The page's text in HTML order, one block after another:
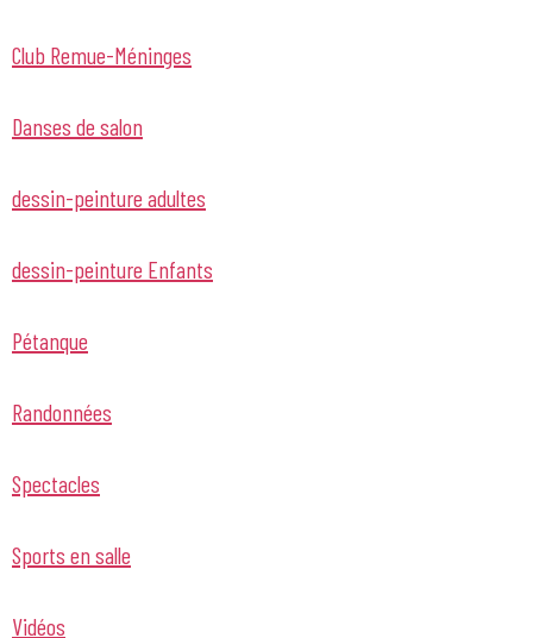
Club Remue-Méninges
Danses de salon
dessin-peinture adultes
dessin-peinture Enfants
Pétanque
Randonnées
Spectacles
Sports en salle
Vidéos